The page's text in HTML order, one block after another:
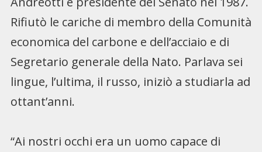
Rifiutò le cariche di membro della Comunità
economica del carbone e dell’acciaio e di
Segretario generale della Nato. Parlava sei
lingue, l’ultima, il russo, iniziò a studiarla ad
ottant’anni.
“Ai nostri occhi era un uomo capace di